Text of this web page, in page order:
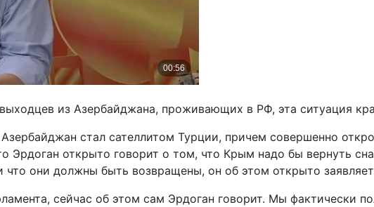
из Азербайджана, проживающих в РФ, эта ситуация
стал сателлитом Турции, причем совершенно
Эрдоган открыто говорит о том, что Крым надо бы вернуть
они должны быть возвращены, он об этом открыто
сейчас об этом сам Эрдоган говорит. Мы фактически